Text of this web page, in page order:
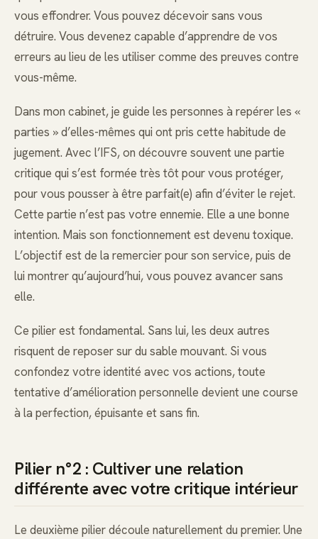
vous effondrer. Vous pouvez décevoir sans vous
détruire. Vous devenez capable d’apprendre de vos
erreurs au lieu de les utiliser comme des preuves contre
vous-même.
Dans mon cabinet, je guide les personnes à repérer les «
parties » d’elles-mêmes qui ont pris cette habitude de
jugement. Avec l’IFS, on découvre souvent une partie
critique qui s’est formée très tôt pour vous protéger,
pour vous pousser à être parfait(e) afin d’éviter le rejet.
Cette partie n’est pas votre ennemie. Elle a une bonne
intention. Mais son fonctionnement est devenu toxique.
L’objectif est de la remercier pour son service, puis de
lui montrer qu’aujourd’hui, vous pouvez avancer sans
elle.
Ce pilier est fondamental. Sans lui, les deux autres
risquent de reposer sur du sable mouvant. Si vous
confondez votre identité avec vos actions, toute
tentative d’amélioration personnelle devient une course
à la perfection, épuisante et sans fin.
Pilier n°2 : Cultiver une relation
différente avec votre critique intérieur
Le deuxième pilier découle naturellement du premier. Une